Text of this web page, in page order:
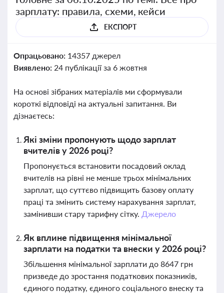
зарплату: правила, схеми, кейси
ЕКСПОРТ
Опрацьовано: 14357 джерел
Виявлено: 24 публікації за 6 жовтня
На основі зібраних матеріалів ми сформували
короткі відповіді на актуальні запитання. Ви
дізнаєтесь:
Які зміни пропонують щодо зарплат
вчителів у 2026 році?
Пропонується встановити посадовий оклад
вчителів на рівні не менше трьох мінімальних
зарплат, що суттєво підвищить базову оплату
праці та змінить систему нарахування зарплат,
замінивши стару тарифну сітку. Джерело
Як вплине підвищення мінімальної
зарплати на податки та внески у 2026 році?
Збільшення мінімальної зарплати до 8647 грн
призведе до зростання податкових показників,
єдиного податку, єдиного соціального внеску та